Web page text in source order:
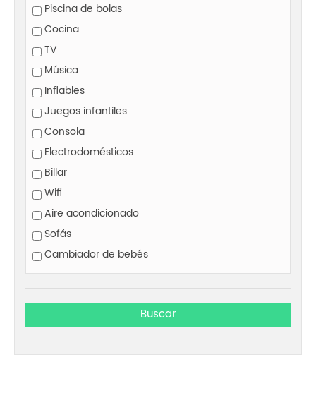
Piscina de bolas
Cocina
TV
Música
Inflables
Juegos infantiles
Consola
Electrodomésticos
Billar
Wifi
Aire acondicionado
Sofás
Cambiador de bebés